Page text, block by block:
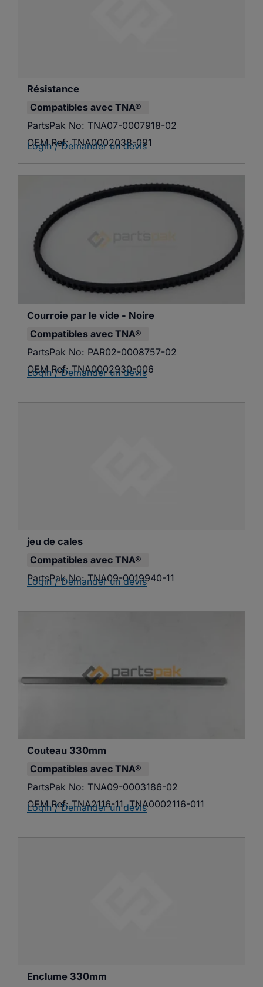
Résistance
Compatibles avec TNA®
PartsPak No: TNA07-0007918-02
OEM Ref: TNA0002038-091
Login / Demander un devis
Courroie par le vide - Noire
Compatibles avec TNA®
PartsPak No: PAR02-0008757-02
OEM Ref: TNA0002930-006
Login / Demander un devis
jeu de cales
Compatibles avec TNA®
PartsPak No:TNA09-0019940-11
Login / Demander un devis
Couteau 330mm
Compatibles avec TNA®
PartsPak No: TNA09-0003186-02
OEM Ref: TNA2116-11, TNA0002116-011
Login / Demander un devis
Enclume 330mm